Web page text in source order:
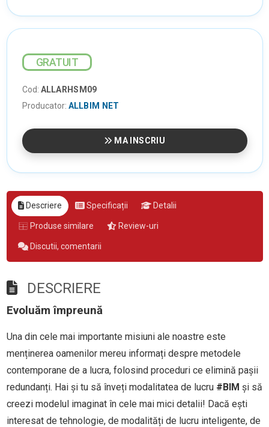
GRATUIT
Cod: ALLARHSM09
Producator: ALLBIM NET
MA INSCRIU
Descriere Specificații Detalii
Produse similare Review-uri
Discutii, comentarii
DESCRIERE
Evoluăm împreună
Una din cele mai importante misiuni ale noastre este
menținerea oamenilor mereu informați despre metodele
contemporane de a lucra, folosind proceduri ce elimină pașii
redundanți. Hai și tu să înveți modalitatea de lucru #BIM și să
creezi modelul imaginat în cele mai mici detalii! Dacă ești
interesat de tehnologie, de modalități de lucru inteligente, de